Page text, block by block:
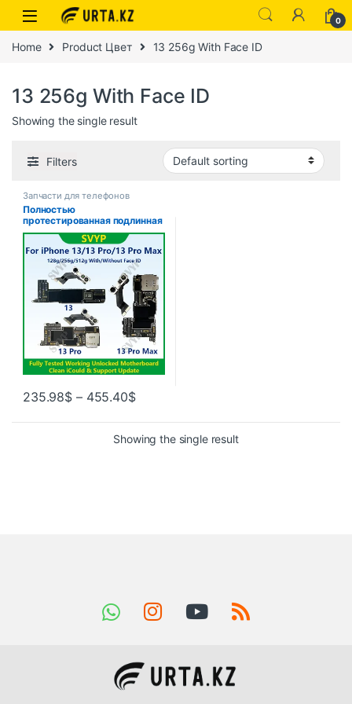
0
Home Product Цвет 13 256g With Face ID
13 256g With Face ID
Showing the single result
Filters
Запчасти для телефонов
Полностью
протестированная подлинная
материнская плата для
iPhone 13 Pro Max, 128 г/256
г, разблокированная
материнская плата с
лицевым идентификатором,
очищенная iCloud, быстрая
доставка
235.98$ – 455.40$
Showing the single result